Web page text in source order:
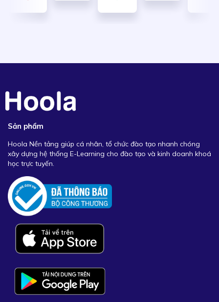
Sản phẩm
Hoola Nền tảng giúp cá nhân, tổ chức đào tạo nhanh chóng
xây dựng hệ thống E-Learning cho đào tạo và kinh doanh khoá
học trực tuyến.